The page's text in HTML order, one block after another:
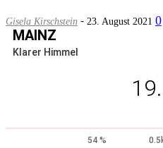
Gisela Kirschstein - 23. August 2021 0
MAINZ
Klarer Himmel
54 %